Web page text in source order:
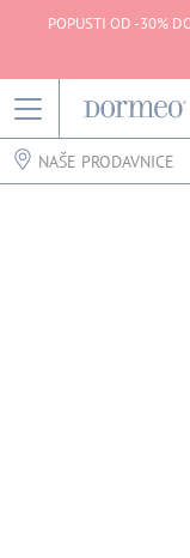
POPUSTI OD -30%
NAŠE PRODAVNICE